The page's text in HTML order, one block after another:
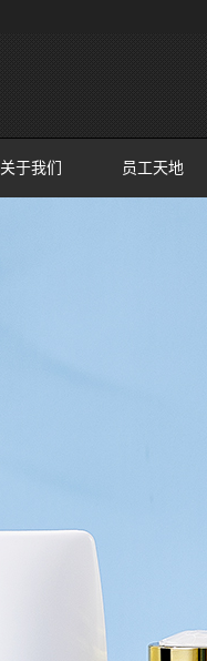
关于我们 员工天地